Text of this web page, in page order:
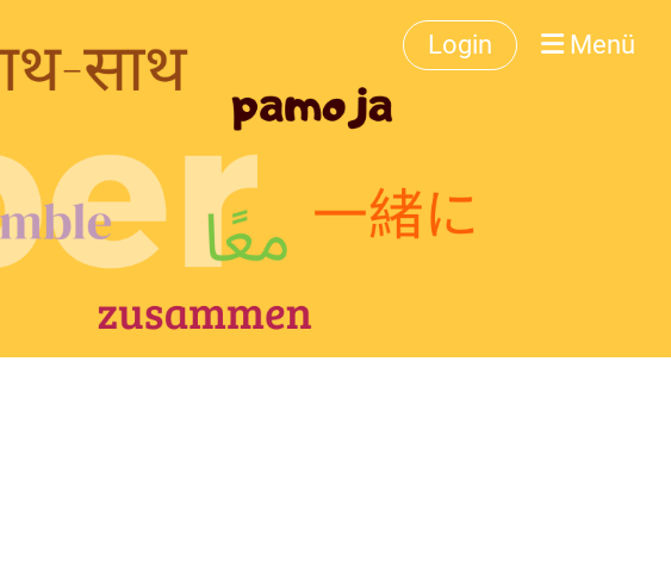
Login Menü